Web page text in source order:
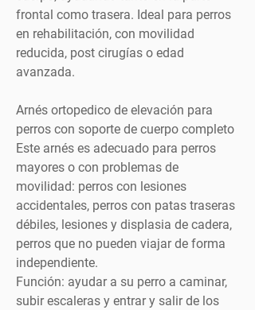
frontal como trasera. Ideal para perros
en rehabilitación, con movilidad
reducida, post cirugías o edad
avanzada.
Arnés ortopedico de elevación para
perros con soporte de cuerpo completo
Este arnés es adecuado para perros
mayores o con problemas de
movilidad: perros con lesiones
accidentales, perros con patas traseras
débiles, lesiones y displasia de cadera,
perros que no pueden viajar de forma
independiente.
Función: ayudar a su perro a caminar,
subir escaleras y entrar y salir de los